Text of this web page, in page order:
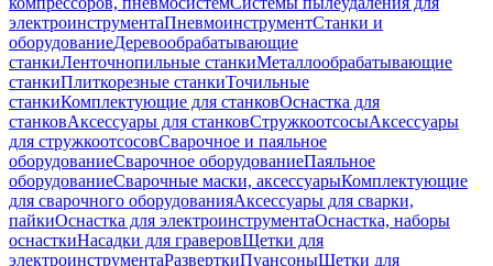
электроинструментаПневмоинструментСтанки и
оборудованиеДеревообрабатывающие
станкиЛенточнопильные станкиМеталлообрабатывающие
станкиПлиткорезные станкиТочильные
станкиКомплектующие для станковОснастка для
станковАксессуары для станковСтружкоотсосыАксессуары
для стружкоотсосовСварочное и паяльное
оборудованиеСварочное оборудованиеПаяльное
оборудованиеСварочные маски, аксессуарыКомплектующие
для сварочного оборудованияАксессуары для сварки,
пайкиОснастка для электроинструментаОснастка, наборы
оснасткиНасадки для граверовЩетки для
электроинструментаРазверткиПуансоныЩетки для